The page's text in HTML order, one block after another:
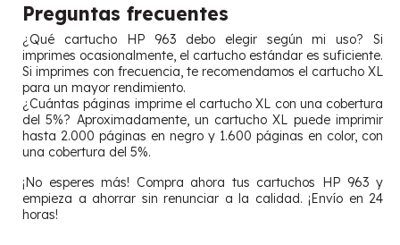
Preguntas frecuentes
¿Qué cartucho HP 963 debo elegir según mi uso? Si
imprimes ocasionalmente, el cartucho estándar es suficiente.
Si imprimes con frecuencia, te recomendamos el cartucho XL
para un mayor rendimiento.
¿Cuántas páginas imprime el cartucho XL con una cobertura
del 5%? Aproximadamente, un cartucho XL puede imprimir
hasta 2.000 páginas en negro y 1.600 páginas en color, con
una cobertura del 5%.
¡No esperes más! Compra ahora tus cartuchos HP 963 y
empieza a ahorrar sin renunciar a la calidad. ¡Envío en 24
horas!